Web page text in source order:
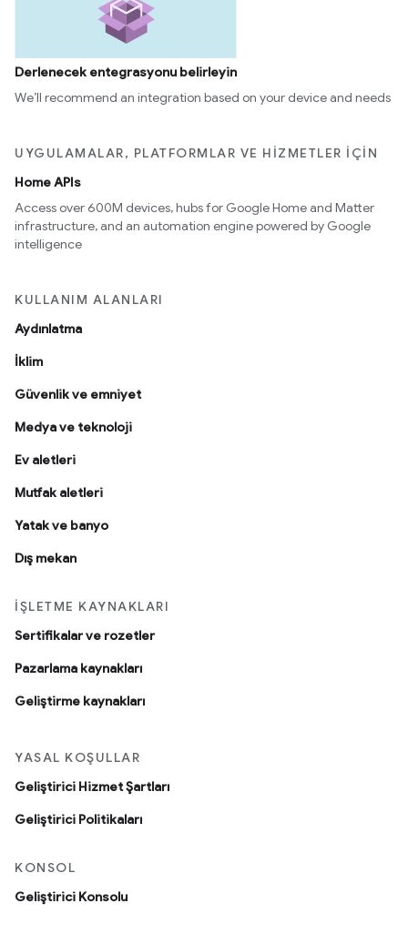
Derlenecek entegrasyonu belirleyin
We’ll recommend an integration based on your device and needs
UYGULAMALAR, PLATFORMLAR VE HIZMETLER IÇIN
Home APIs
Access over 600M devices, hubs for Google Home and Matter
infrastructure, and an automation engine powered by Google
intelligence
KULLANIM ALANLARI
Aydınlatma
İklim
Güvenlik ve emniyet
Medya ve teknoloji
Ev aletleri
Mutfak aletleri
Yatak ve banyo
Dış mekan
İŞLETME KAYNAKLARI
Sertifikalar ve rozetler
Pazarlama kaynakları
Geliştirme kaynakları
YASAL KOŞULLAR
Geliştirici Hizmet Şartları
Geliştirici Politikaları
KONSOL
Geliştirici Konsolu